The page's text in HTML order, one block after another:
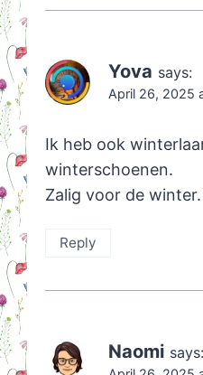
Yova says:
April 26, 2025
Ik heb ook
winterschoenen.
Zalig voor de
Reply
Naomi says: